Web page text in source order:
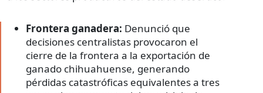
Frontera ganadera: Denunció que
decisiones centralistas provocaron el
cierre de la frontera a la exportación de
ganado chihuahuense, generando
pérdidas catastróficas equivalentes a tres